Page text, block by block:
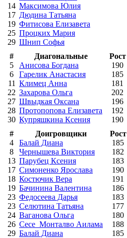
14 Максимова Юлия
17 Дюдина Татьяна
19 Фитисова Елизавета
25 Процких Мария
29 Шнип Софья
#
Диагональные Рост
5
Анисова Богдана 190
6
Гарелик Анастасия 185
11 Климец Анна 181
22 Захарова Ольга 202
27 Швыдкая Оксана 196
28 Протопопова Елизавета 192
30 Купряшкина Ксения 190
#
Доигровщики Рост
4
Балай Диана 185
8
Чернышева Виктория 182
13 Парубец Ксения 183
17 Симоненко Ярослава 190
18 Костючик Вера 191
19 Бачинина Валентина 186
23 Федосеева Дарья 183
23 Селютина Татьяна 177
24 Ваганова Ольга 180
26 Сесе_Монталво Аилама 188
29 Балай Диана 185